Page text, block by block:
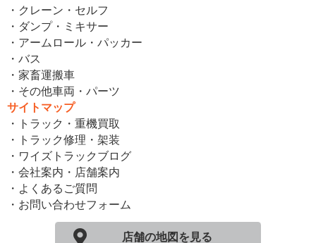
・クレーン・セルフ
・ダンプ・ミキサー
・アームロール・パッカー
・バス
・家畜運搬車
・その他車両・パーツ
サイトマップ
・トラック・重機買取
・トラック修理・架装
・ワイズトラックブログ
・会社案内・店舗案内
・よくあるご質問
・お問い合わせフォーム
店舗の地図を見る